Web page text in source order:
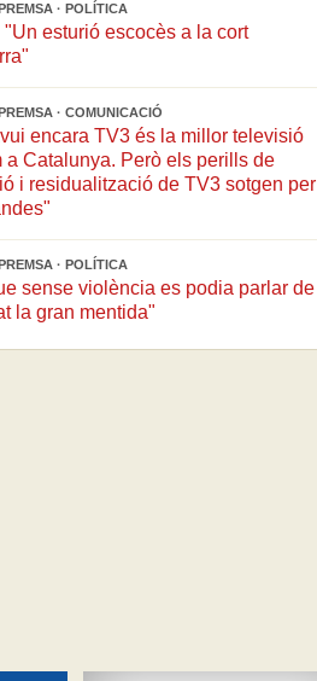
· POLÍTICA
"Un esturió escocès a la cort
· COMUNICACIÓ
encara TV3 és la millor televisió
a Catalunya. Però els perills de
i residualització de TV3 sotgen per
· POLÍTICA
sense violència es podia parlar de
la gran mentida"